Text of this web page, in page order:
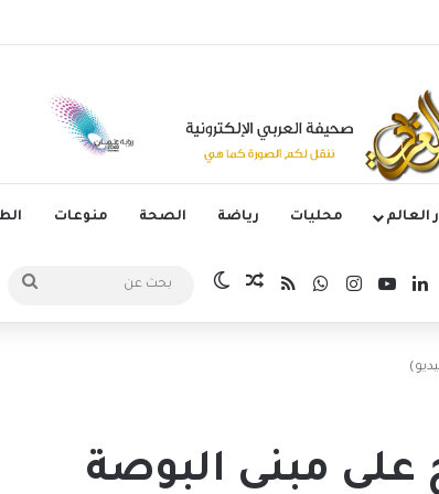
بثلاثية في أول انتصار تحت قيادة ماريسكا
العالم محليات رياضة الصحة منوعات
لينكدإن‫YouTubeانستقرام
واتسابملخص الموقع RSS
مقال عشوائي
الوضع المظلم
عن
مبنى البوصة